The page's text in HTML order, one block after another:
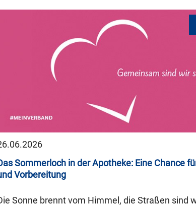
Sommerloch in der Apotheke: Eine Chance
Vorbereitung
Sonne brennt vom Himmel, die Straßen sind